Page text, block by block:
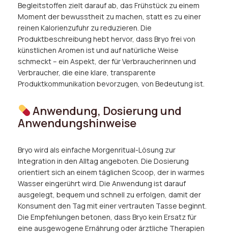
Begleitstoffen zielt darauf ab, das Frühstück zu einem
Moment der bewusstheit zu machen, statt es zu einer
reinen Kalorienzufuhr zu reduzieren. Die
Produktbeschreibung hebt hervor, dass Bryo frei von
künstlichen Aromen ist und auf natürliche Weise
schmeckt – ein Aspekt, der für Verbraucherinnen und
Verbraucher, die eine klare, transparente
Produktkommunikation bevorzugen, von Bedeutung ist.
Anwendung, Dosierung und
Anwendungshinweise
Bryo wird als einfache Morgenritual-Lösung zur
Integration in den Alltag angeboten. Die Dosierung
orientiert sich an einem täglichen Scoop, der in warmes
Wasser eingerührt wird. Die Anwendung ist darauf
ausgelegt, bequem und schnell zu erfolgen, damit der
Konsument den Tag mit einer vertrauten Tasse beginnt.
Die Empfehlungen betonen, dass Bryo kein Ersatz für
eine ausgewogene Ernährung oder ärztliche Therapien